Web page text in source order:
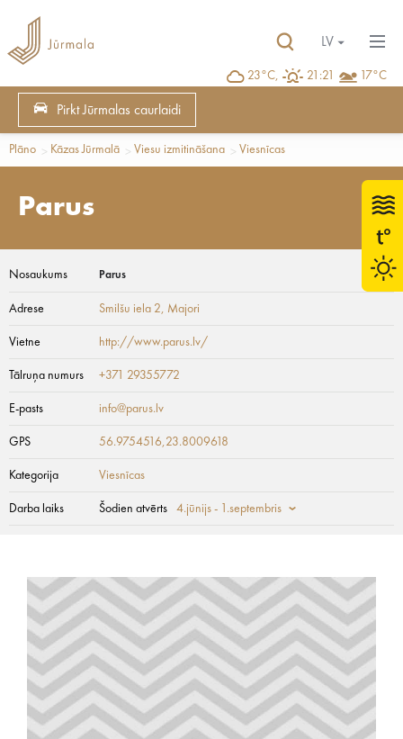
23°C, 21:21 17°C
LV
Pirkt Jūrmalas caurlaidi
Plāno Kāzas Jūrmalā Viesu izmitināšana Viesnīcas
Parus
Nosaukums Parus
Adrese Smilšu iela 2, Majori
Vietne http://www.parus.lv/
Tālruņa numurs +371 29355772
E-pasts info@parus.lv
GPS 56.9754516,23.8009618
Kategorija Viesnīcas
Darba laiks Šodien atvērts 4.jūnijs - 1.septembris